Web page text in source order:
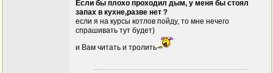
Если бы плохо проходил дым, у меня бы стоял
запах в кухне,разве нет？
если я на курсы котлов пойду, то мне нечего
спрашивать тут будет)
и Вам читать и тролить